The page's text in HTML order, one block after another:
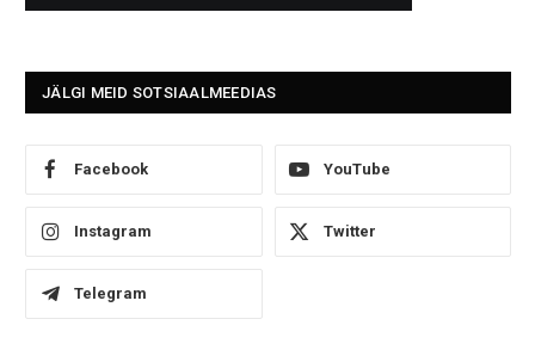
JÄLGI MEID SOTSIAALMEEDIAS
Facebook YouTube
Instagram Twitter
Telegram